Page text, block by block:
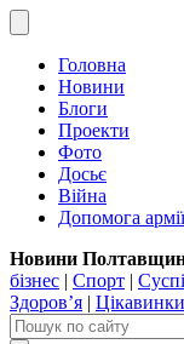
Головна
Новини
Блоги
Проекти
Фото
Досьє
Війна
Допомога армії
Новини
бізнес | Спорт |
Здоров’я | Цікавинки